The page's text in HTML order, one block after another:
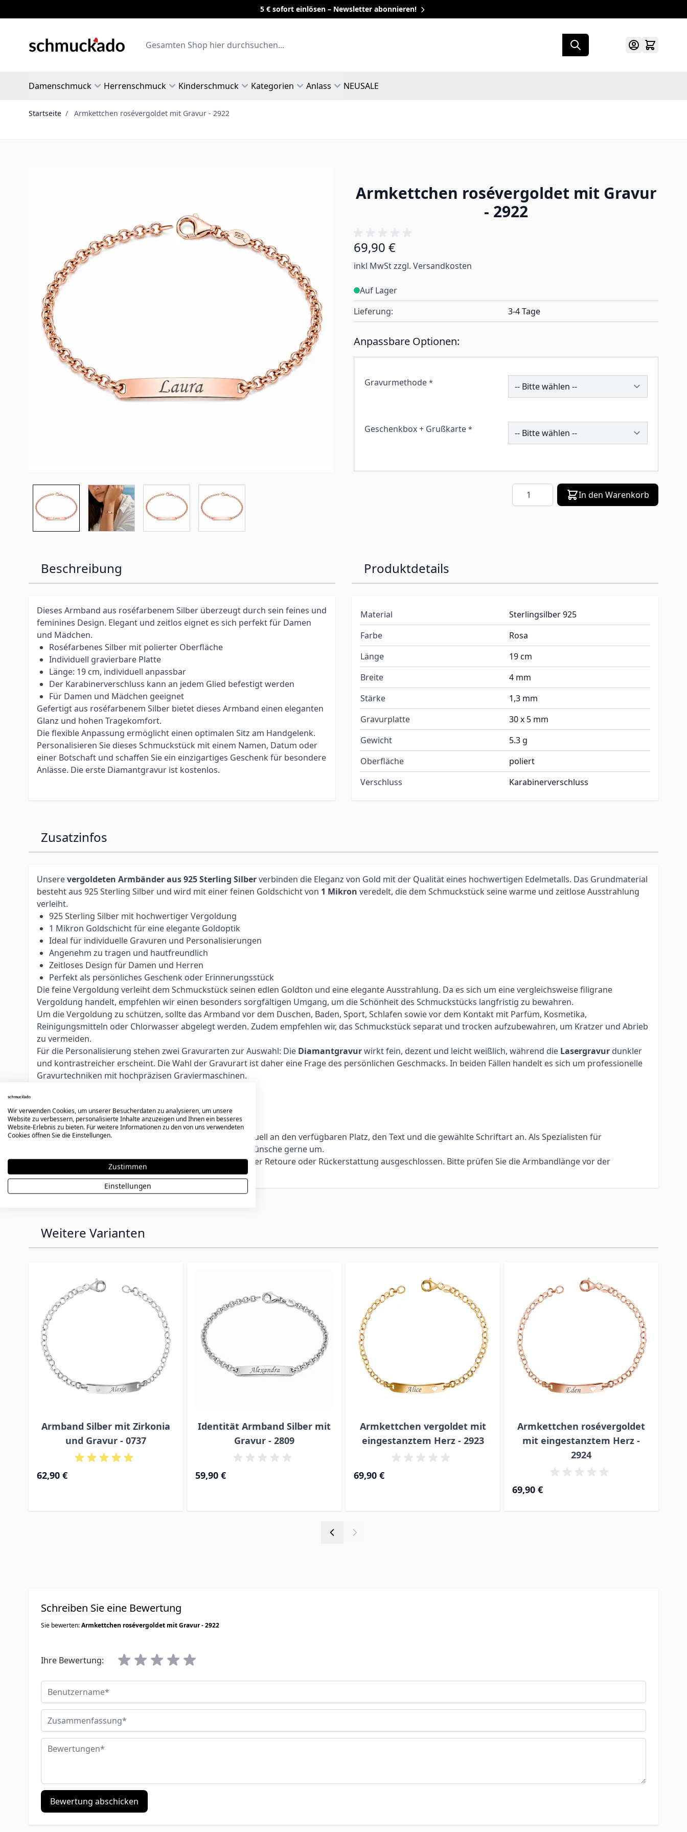
5 € sofort einlösen – Newsletter abonnieren!
Search
Damenschmuck Herrenschmuck Kinderschmuck Kategorien Anlass NEUSALE
Startseite / Armkettchen rosévergoldet mit Gravur - 2922
Armkettchen rosévergoldet mit Gravur
- 2922
69,90 €
inkl MwSt zzgl. Versandkosten
Auf Lager
Lieferung:
3-4 Tage
Anpassbare Optionen:
Gravurmethode * 212606
Geschenkbox + Grußkarte * 260480
Menge In den Warenkorb
Beschreibung
Dieses Armband aus roséfarbenem Silber überzeugt durch sein feines und
feminines Design. Elegant und zeitlos eignet es sich perfekt für Damen
und Mädchen.
Roséfarbenes Silber mit polierter Oberfläche
Individuell gravierbare Platte
Länge: 19 cm, individuell anpassbar
Der Karabinerverschluss kann an jedem Glied befestigt werden
Für Damen und Mädchen geeignet
Gefertigt aus roséfarbenem Silber bietet dieses Armband einen eleganten
Glanz und hohen Tragekomfort.
Die flexible Anpassung ermöglicht einen optimalen Sitz am Handgelenk.
Personalisieren Sie dieses Schmuckstück mit einem Namen, Datum oder
einer Botschaft und schaffen Sie ein einzigartiges Geschenk für besondere
Anlässe. Die erste Diamantgravur ist kostenlos.
Produktdetails
Material
Sterlingsilber 925
Farbe
Rosa
Länge
19 cm
Breite
4 mm
Stärke
1,3 mm
Gravurplatte
30 x 5 mm
Gewicht
5.3 g
Oberfläche
poliert
Verschluss
Karabinerverschluss
Zusatzinfos
Unserevergoldeten Armbänder aus 925 Sterling Silberverbinden die Eleganz von Gold mit der Qualität eines hochwertigen Edelmetalls. Das Grundmaterial
besteht aus 925 Sterling Silber und wird mit einer feinen Goldschicht von 1 Mikron veredelt, die dem Schmuckstück seine warme und zeitlose Ausstrahlung
verleiht.
925 Sterling Silber mit hochwertiger Vergoldung
1 Mikron Goldschicht für eine elegante Goldoptik
Ideal für individuelle Gravuren und Personalisierungen
Angenehm zu tragen und hautfreundlich
Zeitloses Design für Damen und Herren
Perfekt als persönliches Geschenk oder Erinnerungsstück
Die feine Vergoldung verleiht dem Schmuckstück seinen edlen Goldton und eine elegante Ausstrahlung. Da es sich um eine vergleichsweise filigrane
Vergoldung handelt, empfehlen wir einen besonders sorgfältigen Umgang, um die Schönheit des Schmuckstücks langfristig zu bewahren.
Um die Vergoldung zu schützen, sollte das Armband vor dem Duschen, Baden, Sport, Schlafen sowie vor dem Kontakt mit Parfüm, Kosmetika,
Reinigungsmitteln oder Chlorwasser abgelegt werden. Zudem empfehlen wir, das Schmuckstück separat und trocken aufzubewahren, um Kratzer und Abrieb
zu vermeiden.
Für die Personalisierung stehen zwei Gravurarten zur Auswahl: Die Diamantgravurwirkt fein, dezent und leicht weißlich, während die Lasergravur dunkler
und kontrastreicher erscheint. Die Wahl der Gravurart ist daher eine Frage des persönlichen Geschmacks. In beiden Fällen handelt es sich um professionelle
Gravurtechniken mit hochpräzisen Graviermaschinen.
Optimiert nach Fläche, Text und Schriftart
Logos, Symbole und individuelle Gravuren möglich
Unsere erfahrenen Graveure passen jede Gravur individuell an den verfügbaren Platz, den Text und die gewählte Schriftart an. Als Spezialisten für
personalisierten Schmuck setzen wir auch besondere Wünsche gerne um.
Hinweis:Personalisierte Artikel sind vom Umtausch, einer Retoure oder Rückerstattung ausgeschlossen. Bitte prüfen Sie die Armbandlänge vor der
Bestellung sorgfältig.
Weitere Varianten
Armband Silber mit Zirkonia
und Gravur - 0737
62,90 €
Identität Armband Silber mit
Gravur - 2809
59,90 €
Armkettchen vergoldet mit
eingestanztem Herz - 2923
69,90 €
Armkettchen rosévergoldet
mit eingestanztem Herz -
2924
69,90 €
Schreiben Sie eine Bewertung
Sie bewerten:Armkettchen rosévergoldet mit Gravur - 2922
Ihre Bewertung:
Benutzername
Zusammenfassung
Bewertungen
Bewertung abschicken
Wir verwenden Cookies, um unserer Besucherdaten zu analysieren, um unsere
Website zu verbessern, personalisierte Inhalte anzuzeigen und Ihnen ein besseres
Website-Erlebnis zu bieten. Für weitere Informationen zu den von uns verwendeten
Cookies öffnen Sie die Einstellungen.
Zustimmen
Einstellungen